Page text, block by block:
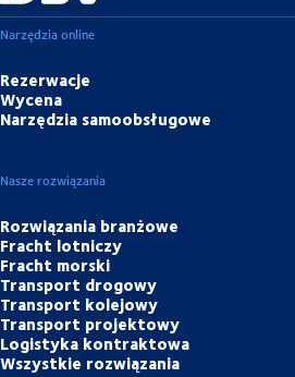
Narzędzia online
Rezerwacje
Wycena
Narzędzia samoobsługowe
Nasze rozwiązania
Rozwiązania branżowe
Fracht lotniczy
Fracht morski
Transport drogowy
Transport kolejowy
Transport projektowy
Logistyka kontraktowa
Wszystkie rozwiązania